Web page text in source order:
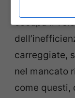
occupa il
carreggiate,
nel mancato
come questi,